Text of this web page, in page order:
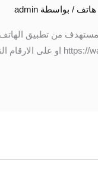
/ بواسطة admin
من تطبيق